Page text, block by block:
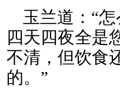
玉兰道：“怎
四天四夜全是
不清，但饮食
的。”